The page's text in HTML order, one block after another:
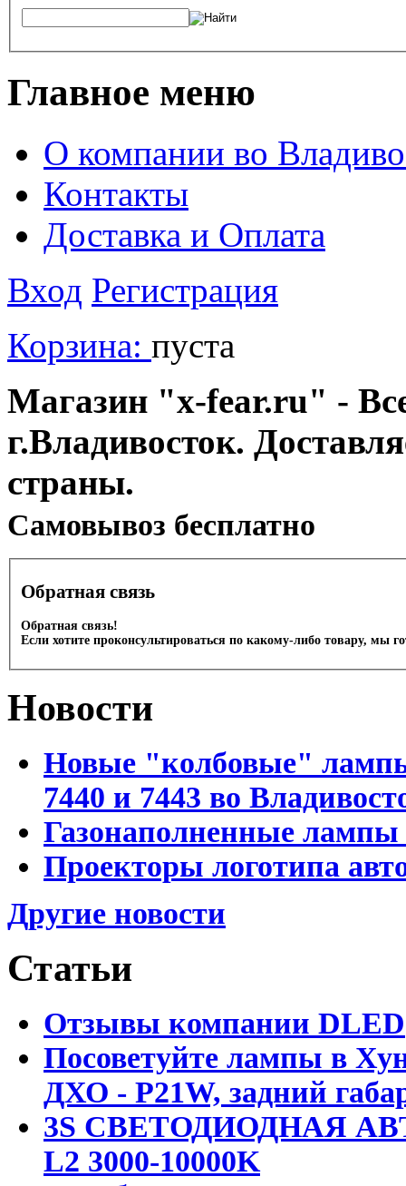
Главное меню
О компании во
Контакты
Доставка и Оплата
Вход Регистрация
Корзина: пуста
Магазин "x-fear.ru" -
г.Владивосток.
страны.
Cамовывоз бесплатно
Обратная связь
Обратная связь!
Если хотите проконсультироваться по какому-либо товару, мы
Новости
Новые "колбовые"
7440 и 7443 во
Газонаполненные лампы
Проекторы логотипа
Другие новости
Статьи
Отзывы компании DLED
Посоветуйте лампы в
ДХО - P21W, задний
3S СВЕТОДИОДНАЯ
L2 3000-10000K